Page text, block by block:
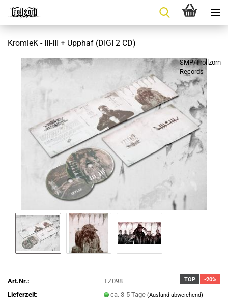
KromleK - III-III + Upphaf (DIGI 2 CD)
SMP/Trollzorn
Records
TOP -20%
Art.Nr.:
TZ098
Lieferzeit:
ca. 3-5 Tage(Ausland abweichend)